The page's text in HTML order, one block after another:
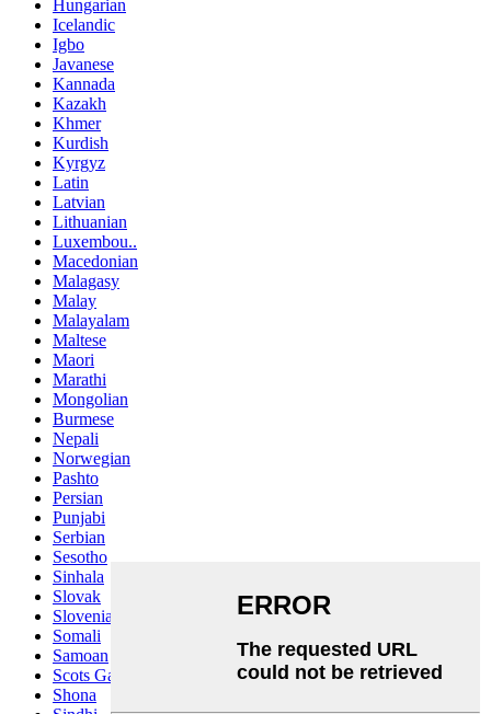
Hungarian
Icelandic
Igbo
Javanese
Kannada
Kazakh
Khmer
Kurdish
Kyrgyz
Latin
Latvian
Lithuanian
Luxembou..
Macedonian
Malagasy
Malay
Malayalam
Maltese
Maori
Marathi
Mongolian
Burmese
Nepali
Norwegian
Pashto
Persian
Punjabi
Serbian
Sesotho
Sinhala
Slovak
Slovenian
Somali
Samoan
Scots Gaelic
Shona